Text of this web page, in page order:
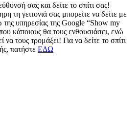
σας και δείτε το σπίτι σας!
τη γειτονιά σας μπορείτε να δείτε με
της υπηρεσίας της Google “Show my
κάποιους θα τους ενθουσιάσει, ενώ
τους τρομάξει! Για να δείτε το σπίτι
πατήστε ΕΔΩ